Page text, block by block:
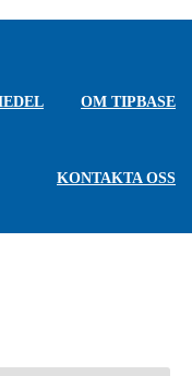
OM TIPBASE
KONTAKTA OSS